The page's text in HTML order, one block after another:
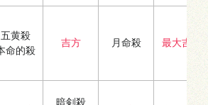
五黄殺
命的殺
吉方 月命殺 最大吉方
暗剣殺